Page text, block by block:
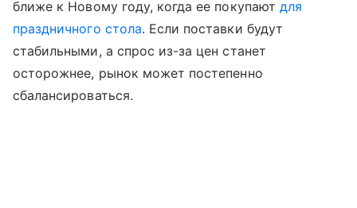
ближе к Новому году, когда ее покупают для
праздничного стола. Если поставки будут
стабильными, а спрос из-за цен станет
осторожнее, рынок может постепенно
сбалансироваться.